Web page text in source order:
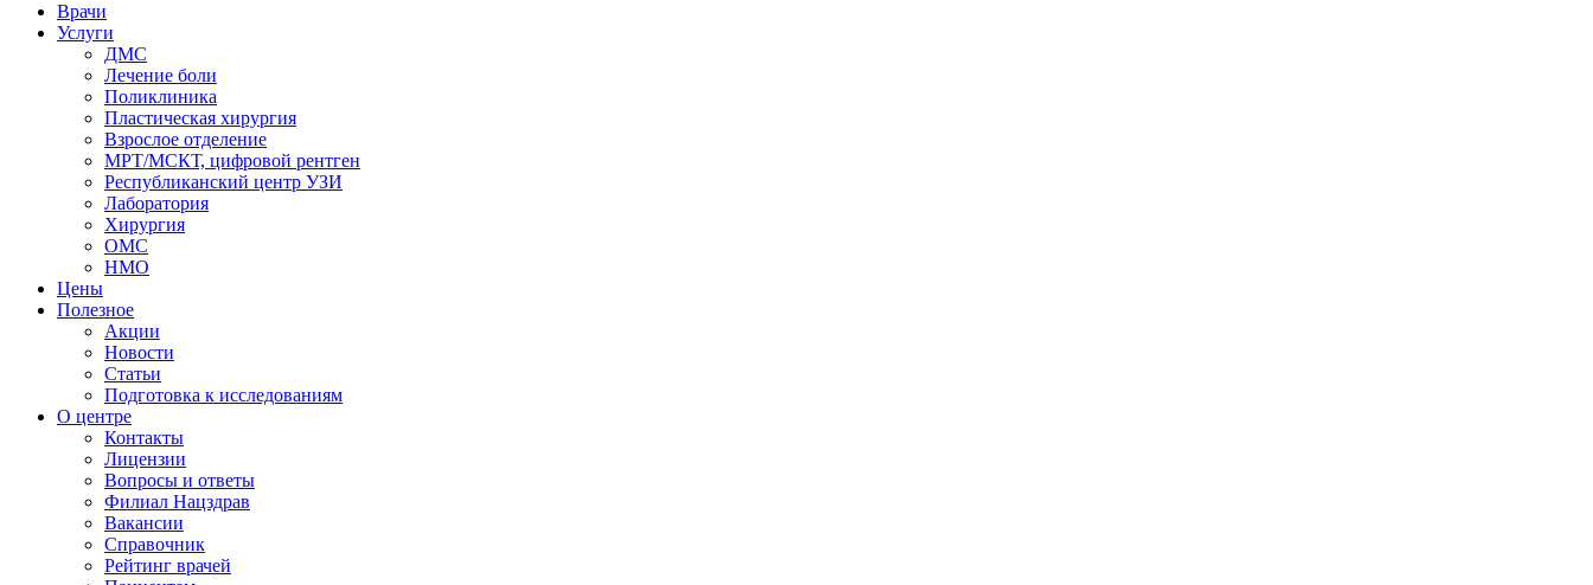
Врачи
Услуги
ДМС
Лечение боли
Поликлиника
Пластическая хирургия
Взрослое отделение
МРТ/МСКТ, цифровой рентген
Республиканский центр УЗИ
Лаборатория
Хирургия
ОМС
НМО
Цены
Полезное
Акции
Новости
Статьи
Подготовка к исследованиям
О центре
Контакты
Лицензии
Вопросы и ответы
Филиал Нацздрав
Вакансии
Справочник
Рейтинг врачей